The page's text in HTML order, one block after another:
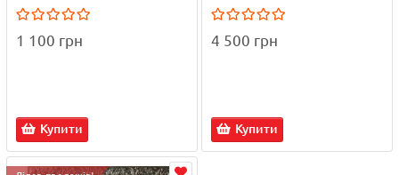
1 100 грн
Купити
4 500 грн
Купити